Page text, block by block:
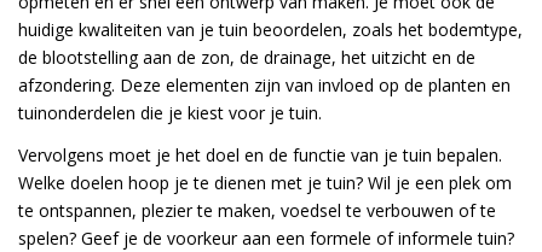
huidige kwaliteiten van je tuin beoordelen, zoals het bodemtype,
de blootstelling aan de zon, de drainage, het uitzicht en de
afzondering. Deze elementen zijn van invloed op de planten en
tuinonderdelen die je kiest voor je tuin.
Vervolgens moet je het doel en de functie van je tuin bepalen.
Welke doelen hoop je te dienen met je tuin? Wil je een plek om
te ontspannen, plezier te maken, voedsel te verbouwen of te
spelen? Geef je de voorkeur aan een formele of informele tuin?